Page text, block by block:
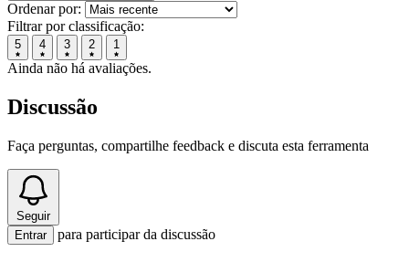
Ordenar por:
Filtrar por classificação:
5 4 3 2 1
Ainda não há avaliações.
Discussão
Faça perguntas, compartilhe feedback e discuta esta ferramenta
Seguir
Entrar
para participar da discussão